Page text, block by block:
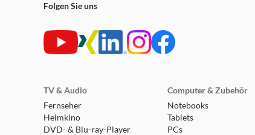
Folgen Sie uns
TV & Audio
Fernseher
Heimkino
DVD- & Blu-ray-Player
Computer & Zubehör
Notebooks
Tablets
PCs